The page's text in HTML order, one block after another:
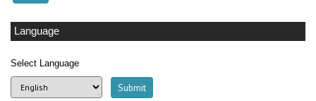
Language
Select Language